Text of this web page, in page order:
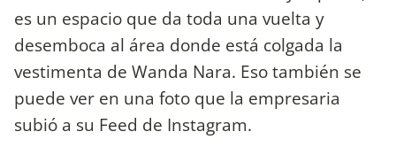
es un espacio que da toda una vuelta y
desemboca al área donde está colgada la
vestimenta de Wanda Nara. Eso también se
puede ver en una foto que la empresaria
subió a su Feed de Instagram.